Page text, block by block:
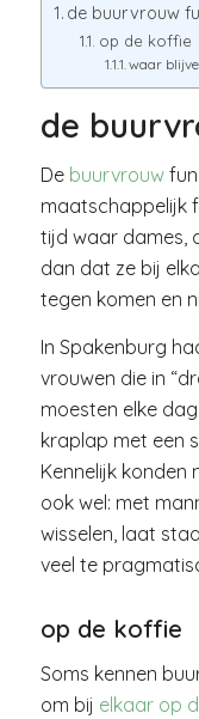
de buurvrouw
op de koffie
waar
de
De buurvrouw
maatschappelijk
tijd waar dames,
dan dat ze bij
tegen komen en
In Spakenburg
vrouwen die in
moesten elke
kraplap met een
Kennelijk konden
ook wel: met
wisselen, laat
veel te
op de koffie
Soms kennen
om bij elkaar op